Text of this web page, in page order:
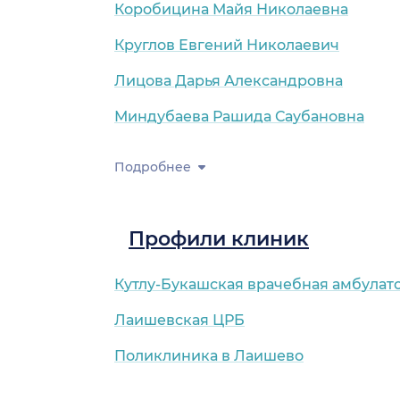
Коробицина Майя Николаевна
Круглов Евгений Николаевич
Лицова Дарья Александровна
Миндубаева Рашида Саубановна
Подробнее
Профили клиник
Кутлу-Букашская врачебная
Лаишевская ЦРБ
Поликлиника в Лаишево